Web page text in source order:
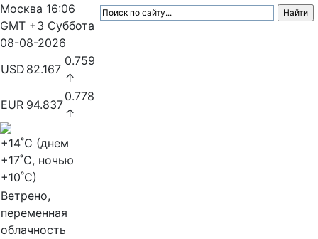
Москва 16:06
GMT +3 Суббота
08-08-2026
USD 82.167
0.759
↑
EUR 94.837
0.778
↑
+14˚C (днем
+17˚C, ночью
+10˚C)
Ветрено,
переменная
облачность